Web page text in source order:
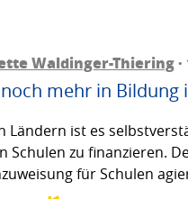
Waldinger-Thiering
mehr in
Ländern ist es
Schulen zu finanzieren.
für Schulen